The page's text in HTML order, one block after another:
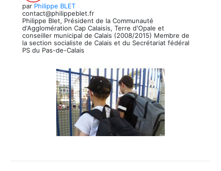
par Philippe BLET
contact@philippeblet.fr
Philippe Blet, Président de la Communauté
d'Agglomération Cap Calaisis, Terre d'Opale et
conseiller municipal de Calais (2008/2015) Membre de
la section socialiste de Calais et du Secrétariat fédéral
PS du Pas-de-Calais